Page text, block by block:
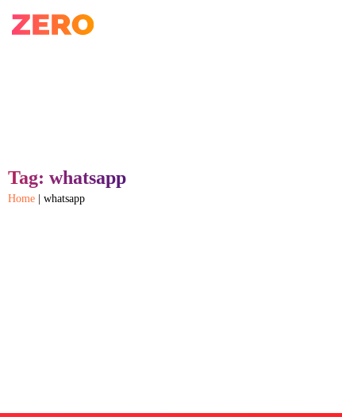
Tag: whatsapp
Home whatsapp